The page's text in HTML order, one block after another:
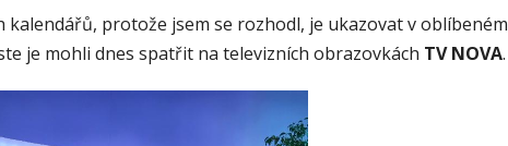
kalendářů, protože jsem se rozhodl, je ukazovat v oblíbeném
je mohli dnes spatřit na televizních obrazovkách TV NOVA.